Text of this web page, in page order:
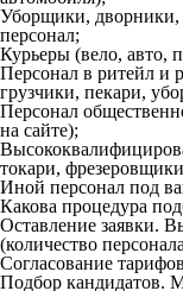
Уборщики,
персонал;
Курьеры (вело, авто,
Персонал в ритейл и
грузчики, пекари,
Персонал
на сайте);
токари,
Иной персонал под
Какова процедура
Оставление заявки.
(количество
Согласование
Подбор кандидатов.